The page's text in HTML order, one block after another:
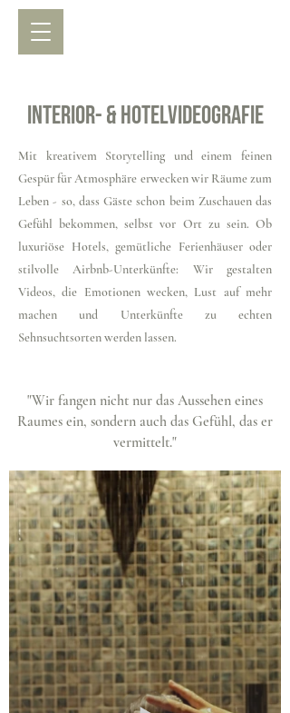
Interior- & HotelVideografie
Mit kreativem Storytelling und einem feinen
Gespür für Atmosphäre erwecken wir Räume zum
Leben - so, dass Gäste schon beim Zuschauen das
Gefühl bekommen, selbst vor Ort zu sein. Ob
luxuriöse Hotels, gemütliche Ferienhäuser oder
stilvolle Airbnb-Unterkünfte: Wir gestalten
Videos, die Emotionen wecken, Lust auf mehr
machen und Unterkünfte zu echten
Sehnsuchtsorten werden lassen.
"Wir fangen nicht nur das Aussehen eines
Raumes ein, sondern auch das Gefühl, das er
vermittelt."